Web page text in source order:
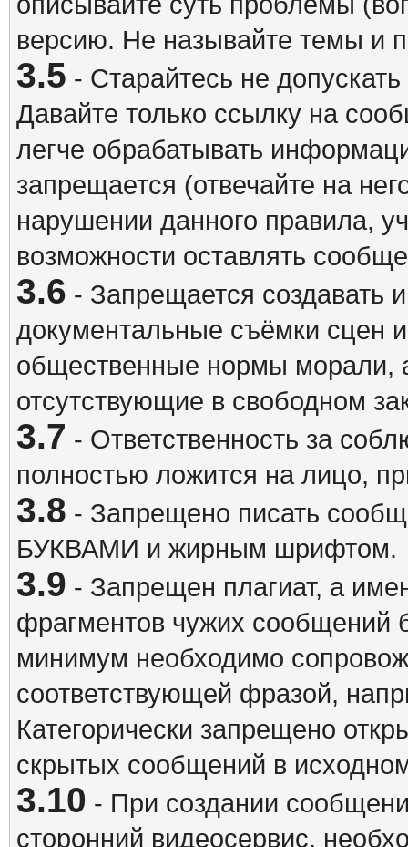
версию. Не называйте темы
3.5 - Старайтесь не
Давайте только ссылку на
легче обрабатывать
запрещается (отвечайте на
нарушении данного правила,
возможности оставлять
3.6 - Запрещается создавать
документальные съёмки сцен
общественные нормы морали,
отсутствующие в свободном
3.7 - Ответственность за
полностью ложится на лицо,
3.8 - Запрещено писать
БУКВАМИ и жирным шрифтом.
3.9 - Запрещен плагиат, а
фрагментов чужих сообщений
минимум необходимо
соответствующей фразой,
Категорически запрещено
скрытых сообщений в
3.10 - При создании
сторонний видеосервис,